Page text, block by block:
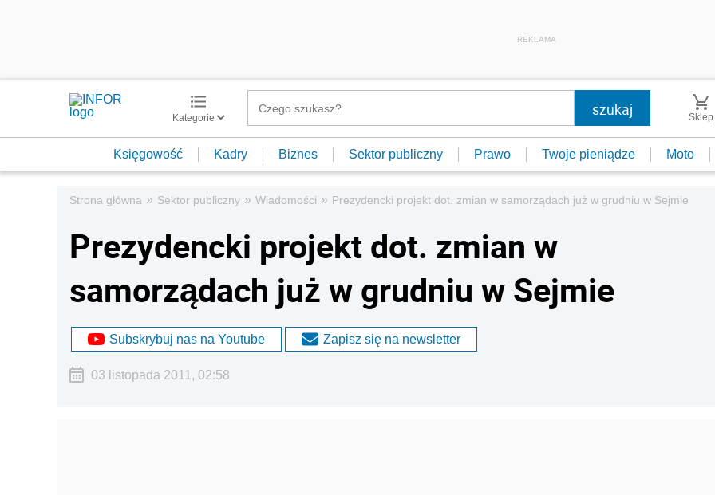
REKLAMA
Kategorie Sklep
Księgowość Kadry Biznes Sektor publiczny Prawo Twoje pieniądze Moto
Strona główna » Sektor publiczny » Wiadomości » Prezydencki projekt dot. zmian w samorządach już w grudniu w Sejmie
Prezydencki projekt dot. zmian w
samorządach już w grudniu w Sejmie
Subskrybuj nas na Youtube Zapisz się na newsletter
03 listopada 2011, 02:58